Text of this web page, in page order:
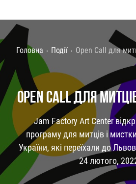
Головна Події Open Call для
OPEN CALL ДЛЯ
Jam Factory Art Center
програму для митців і
України, які переїхали до
24 лютого,